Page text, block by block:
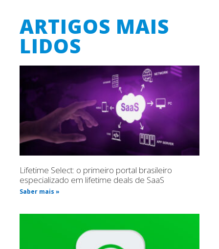
ARTIGOS MAIS
LIDOS
Lifetime Select: o primeiro portal brasileiro
especializado em lifetime deals de SaaS
Saber mais »